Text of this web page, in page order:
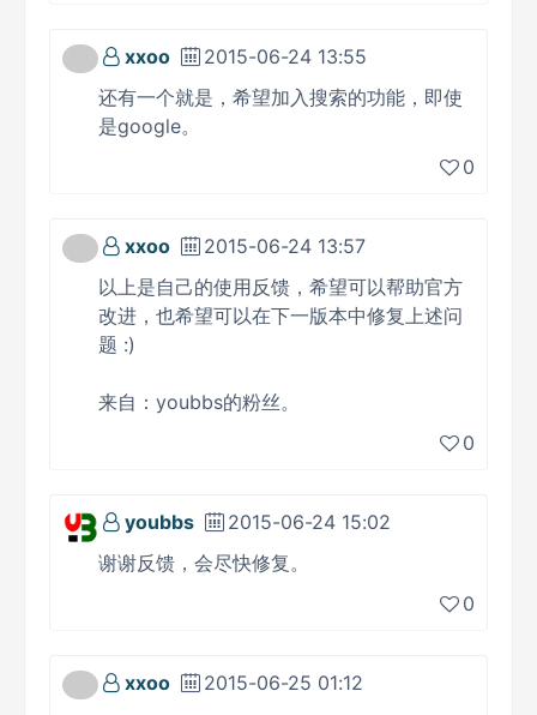
xxoo
2015-06-24 13:55
还有一个就是，希望加入搜索的功能，即使
是google。
0
xxoo
2015-06-24 13:57
以上是自己的使用反馈，希望可以帮助官方
改进，也希望可以在下一版本中修复上述问
题 :)
来自：youbbs的粉丝。
0
youbbs
2015-06-24 15:02
谢谢反馈，会尽快修复。
0
xxoo 2015-06-25 01:12